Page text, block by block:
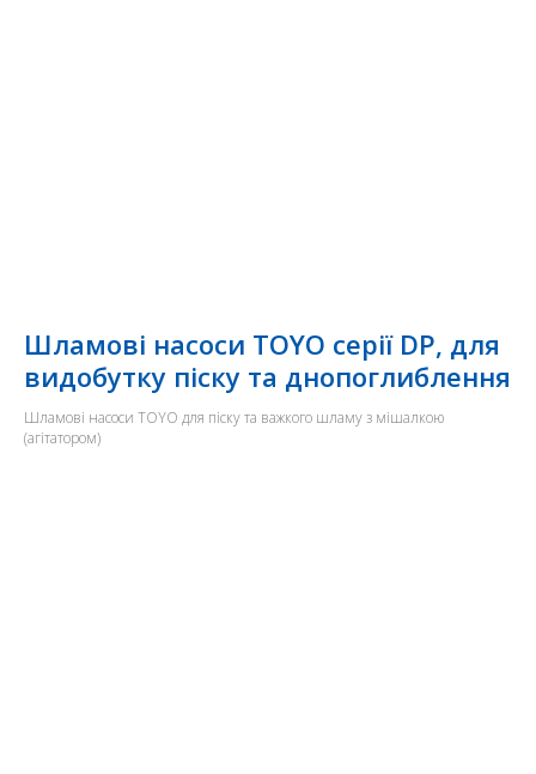
Шламові насоси TOYO серії DP, для
видобутку піску та днопоглиблення
Шламові насоси TOYO для піску та важкого шламу з мішалкою
(агітатором)